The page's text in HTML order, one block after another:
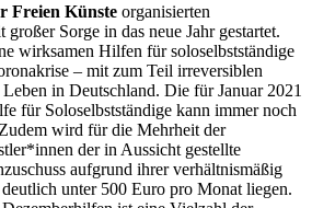
Freien Künste organisierten
Sorge in das neue Jahr gestartet.
wirksamen Hilfen für soloselbstständige
– mit zum Teil irreversiblen
in Deutschland. Die für Januar 2021
für Soloselbstständige kann immer noch
wird für die Mehrheit der
der in Aussicht gestellte
aufgrund ihrer verhältnismäßig
deutlich unter 500 Euro pro Monat liegen.